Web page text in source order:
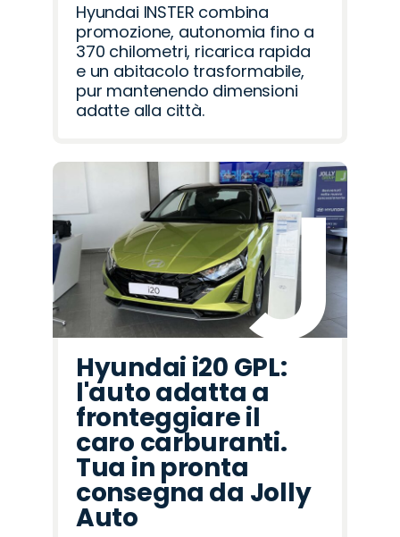
Hyundai INSTER combina
promozione, autonomia fino a
370 chilometri, ricarica rapida
e un abitacolo trasformabile,
pur mantenendo dimensioni
adatte alla città.
Hyundai i20 GPL:
l'auto adatta a
fronteggiare il
caro carburanti.
Tua in pronta
consegna da Jolly
Auto